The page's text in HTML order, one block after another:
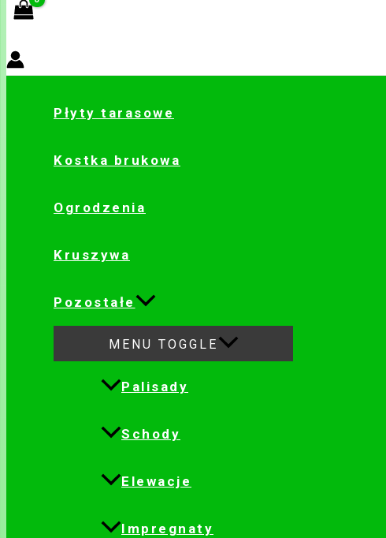
Płyty tarasowe
Kostka brukowa
Ogrodzenia
Kruszywa
Pozostałe
MENU TOGGLE
Palisady
Schody
Elewacje
Impregnaty